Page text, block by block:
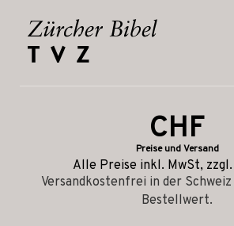
CHF
Preise und Versand
Alle Preise inkl. MwSt, zzgl.
Versandkostenfrei in der
Bestellwert.